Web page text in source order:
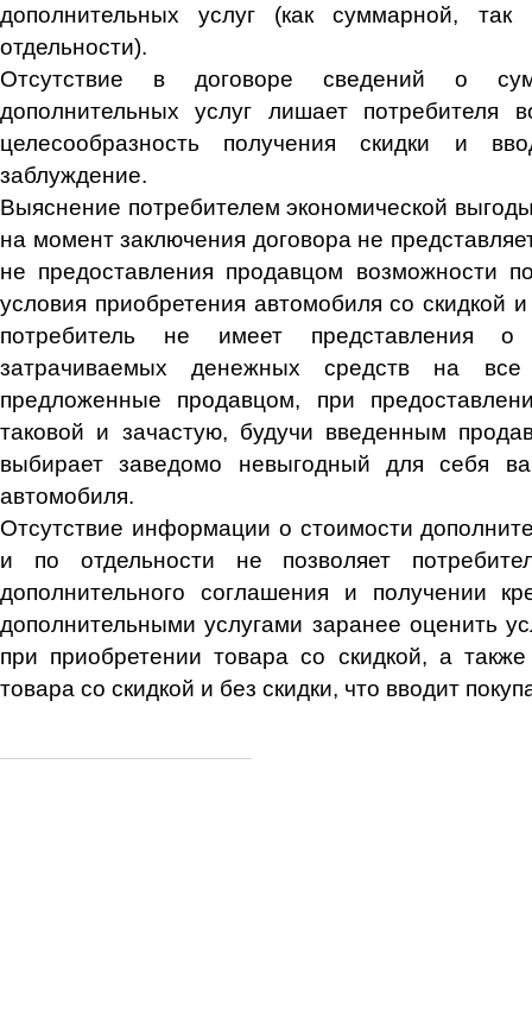
дополнительных услуг (как суммарной,
отдельности).
Отсутствие в договоре сведений о
дополнительных услуг лишает потребителя
целесообразность получения скидки и
заблуждение.
Выяснение потребителем экономической
на момент заключения договора не
не предоставления продавцом возможности
условия приобретения автомобиля со скидкой
потребитель не имеет представления о
затрачиваемых денежных средств на
предложенные продавцом, при
таковой и зачастую, будучи введенным
выбирает заведомо невыгодный для себя
автомобиля.
Отсутствие информации о стоимости
и по отдельности не позволяет
дополнительного соглашения и получении
дополнительными услугами заранее оценить
при приобретении товара со скидкой, а
товара со скидкой и без скидки, что вводит